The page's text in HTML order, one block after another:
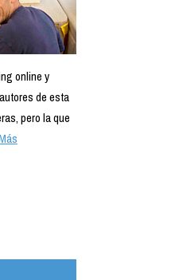
online y
de esta
pero la que